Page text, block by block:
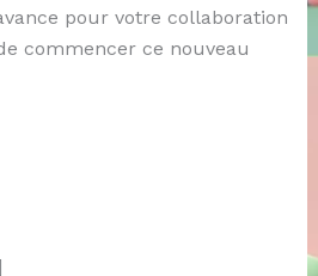
pour votre collaboration
commencer ce nouveau